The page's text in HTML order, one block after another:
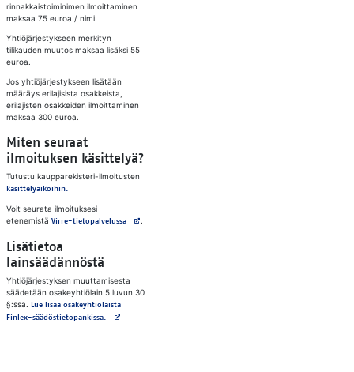
rinnakkaistoiminimen ilmoittaminen
maksaa 75 euroa / nimi.
Yhtiöjärjestykseen merkityn
tilikauden muutos maksaa lisäksi 55
euroa.
Jos yhtiöjärjestykseen lisätään
määräys erilajisista osakkeista,
erilajisten osakkeiden ilmoittaminen
maksaa 300 euroa.
Miten seuraat
ilmoituksen käsittelyä?
Tutustu kaupparekisteri-ilmoitusten
käsittelyaikoihin.
Voit seurata ilmoituksesi
etenemistä Virre-tietopalvelussaAvautuu uuteen välilehteen
.
Lisätietoa
lainsäädännöstä
Yhtiöjärjestyksen muuttamisesta
säädetään osakeyhtiölain 5 luvun 30
§:ssa. Lue lisää osakeyhtiölaista
Finlex-säädöstietopankissa. Avautuu uuteen välilehteen